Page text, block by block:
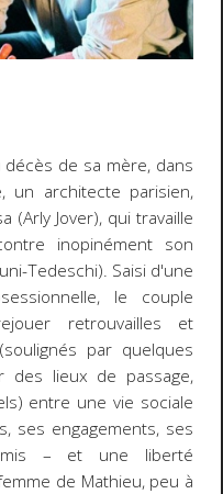
de sa mère, dans
un architecte parisien,
(Arly Jover), qui travaille
inopinément son
Tedeschi). Saisi d'une
le couple
retrouvailles et
par quelques
des lieux de passage,
entre une vie sociale
ses engagements, ses
– et une liberté
de Mathieu, peu à